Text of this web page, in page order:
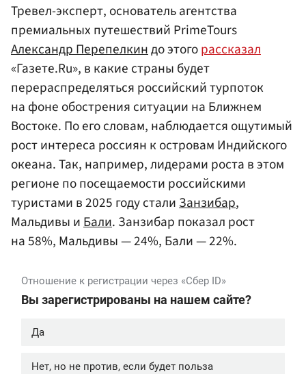
Тревел-эксперт, основатель агентства
премиальных путешествий PrimeTours
Александр Перепелкиндо этогорассказал
«Газете.Ru», в какие страны будет
перераспределяться российский турпоток
на фоне обострения ситуации на Ближнем
Востоке. По его словам, наблюдается ощутимый
рост интереса россиян к островам Индийского
океана. Так, например, лидерами роста в этом
регионе по посещаемости российскими
туристами в 2025 году сталиЗанзибар,
Мальдивы иБали. Занзибар показал рост
на 58%, Мальдивы — 24%, Бали — 22%.